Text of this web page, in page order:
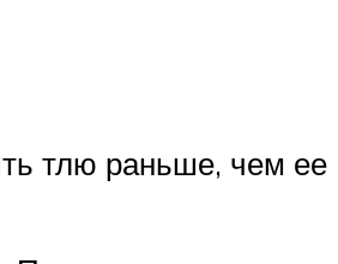
тлю раньше, чем ее